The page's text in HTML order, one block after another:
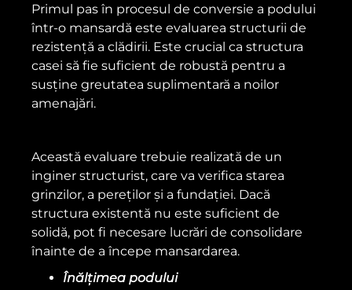
Primul pas în procesul de conversie a podului
într-o mansardă este evaluarea structurii de
rezistență a clădirii. Este crucial ca structura
casei să fie suficient de robustă pentru a
susține greutatea suplimentară a noilor
amenajări.
Această evaluare trebuie realizată de un
inginer structurist, care va verifica starea
grinzilor, a pereților și a fundației. Dacă
structura existentă nu este suficient de
solidă, pot fi necesare lucrări de consolidare
înainte de a începe mansardarea.
Înălțimea podului